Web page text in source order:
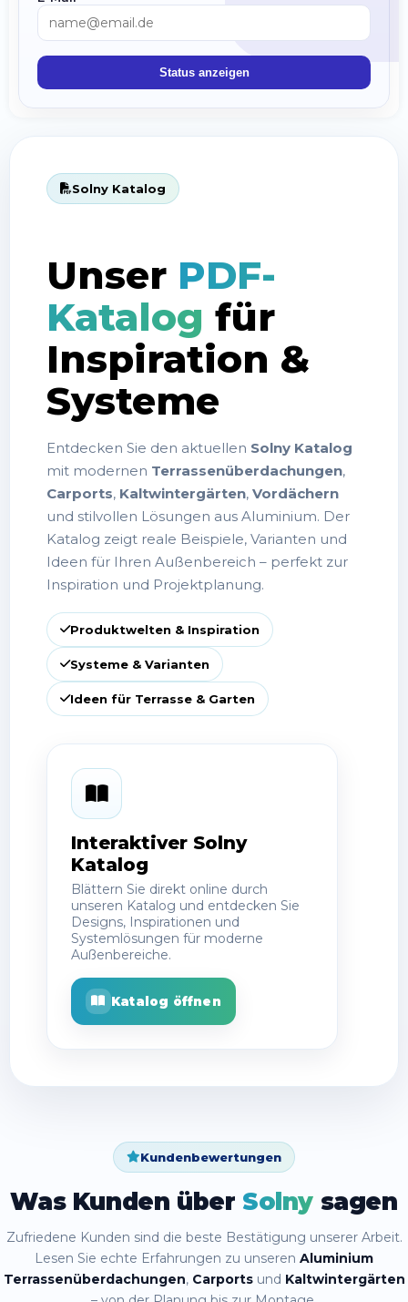
E-Mail
Unser PDF-
Katalogfür
Inspiration &
Systeme
Entdecken Sie den aktuellenSolny Katalog
mit modernenTerrassenüberdachungen
Carports,Kaltwintergärten,Vordächern
und stilvollen Lösungen aus Aluminium. Der
Katalog zeigt reale Beispiele, Varianten und
Ideen für Ihren Außenbereich – perfekt zur
Produktwelten & Inspiration
Systeme & Varianten
Ideen für Terrasse & Garten
Interaktiver Solny
Katalog
Blättern Sie direkt online durch
unseren Katalog und entdecken Sie
Designs, Inspirationen und
Systemlösungen für moderne
Außenbereiche.
Katalog öffnen
Solny sagen
Zufriedene Kunden sind die beste Bestätigung unserer Arbeit.
Lesen Sie echte Erfahrungen zu unserenAluminium